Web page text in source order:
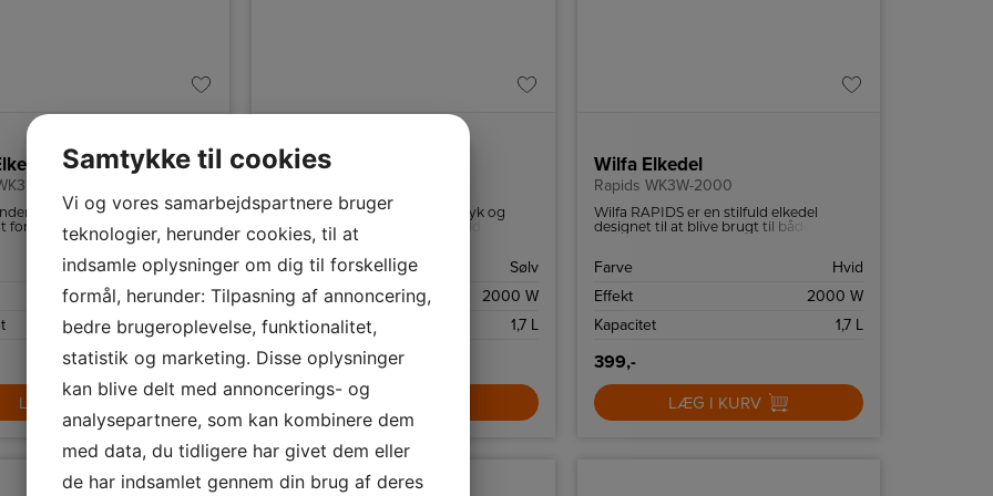
2000
er et kalkfilter, filteret er
for nem rengøring.
Sort
2000 W
1,7 L
LÆG I KURV
Wilfa Elkedel
Kanden åbnes nemt med et tryk og
giver en stor åbning til let påfyldning af
vand.
Farve
Sølv
Effekt
2000 W
Kapacitet
1,7 L
429,-
LÆG I KURV
Wilfa Elkedel
Rapids WK3W-2000
Wilfa RAPIDS er en stilfuld elkedel
designet til at blive brugt til både te og
Farve
Hvid
Effekt
2000 W
Kapacitet
1,7 L
399,-
LÆG I KURV
Samtykke til cookies
Vi og vores samarbejdspartnere bruger
teknologier, herunder cookies, til at
indsamle oplysninger om dig til forskellige
formål, herunder: Tilpasning af annoncering,
bedre brugeroplevelse, funktionalitet,
statistik og marketing. Disse oplysninger
kan blive delt med annoncerings- og
analysepartnere, som kan kombinere dem
med data, du tidligere har givet dem eller
de har indsamlet gennem din brug af deres